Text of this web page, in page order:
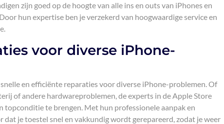
zijn goed op de hoogte van alle ins en outs van iPhones en
hun expertise ben je verzekerd van hoogwaardige service en
voor diverse iPhone-
en efficiënte reparaties voor diverse iPhone-problemen. Of
of andere hardwareproblemen, de experts in de Apple Store
topconditie te brengen. Met hun professionele aanpak en
je toestel snel en vakkundig wordt gerepareerd, zodat je weer